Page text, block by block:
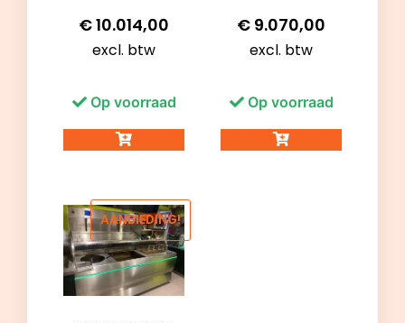
€10.014,00
excl. btw
Op voorraad
€ 9.070,00
excl. btw
Op voorraad
AANBIEDING!